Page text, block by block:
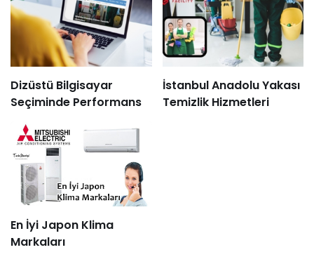
Dizüstü Bilgisayar
Seçiminde Performans
İstanbul Anadolu Yakası
Temizlik Hizmetleri
En İyi Japon Klima
Markaları